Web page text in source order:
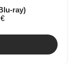
ray)